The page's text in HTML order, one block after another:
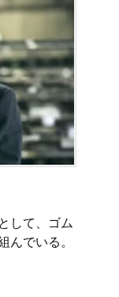
して、ゴム
んでいる。